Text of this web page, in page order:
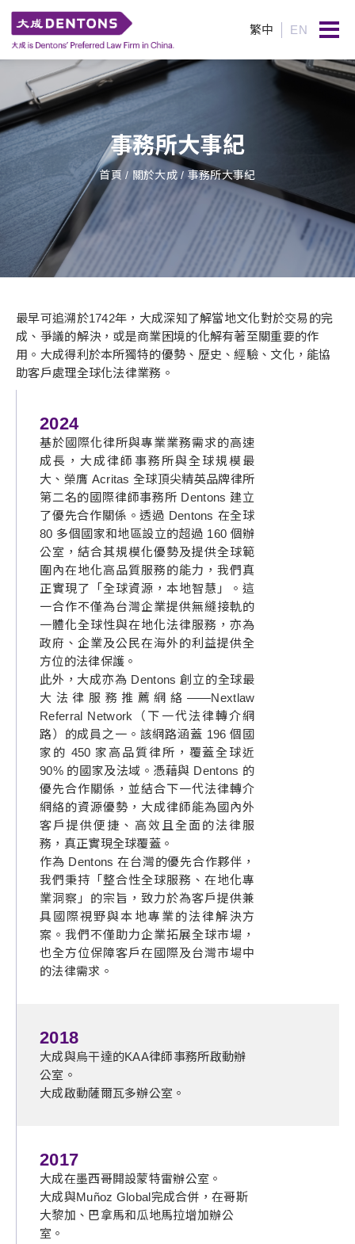
繁中 EN
事務所大事紀
首頁 / 關於大成 / 事務所大事紀
最早可追溯於1742年，大成深知了解當地文化對於交易的完
成、爭議的解決，或是商業困境的化解有著至關重要的作
用。大成得利於本所獨特的優勢、歷史、經驗、文化，能協
助客戶處理全球化法律業務。
2024
基於國際化律所與專業業務需求的高速
成長，大成律師事務所與全球規模最
大、榮膺 Acritas 全球頂尖精英品牌律所
第二名的國際律師事務所 Dentons 建立
了優先合作關係。透過 Dentons 在全球
80 多個國家和地區設立的超過 160 個辦
公室，結合其規模化優勢及提供全球範
圍內在地化高品質服務的能力，我們真
正實現了「全球資源，本地智慧」。這
一合作不僅為台灣企業提供無縫接軌的
一體化全球性與在地化法律服務，亦為
政府、企業及公民在海外的利益提供全
方位的法律保護。
此外，大成亦為 Dentons 創立的全球最
大法律服務推薦網絡——Nextlaw
Referral Network（下一代法律轉介網
路）的成員之一。該網路涵蓋 196 個國
家的 450 家高品質律所，覆蓋全球近
90% 的國家及法域。憑藉與 Dentons 的
優先合作關係，並結合下一代法律轉介
網絡的資源優勢，大成律師能為國內外
客戶提供便捷、高效且全面的法律服
務，真正實現全球覆蓋。
作為 Dentons 在台灣的優先合作夥伴，
我們秉持「整合性全球服務、在地化專
業洞察」的宗旨，致力於為客戶提供兼
具國際視野與本地專業的法律解決方
案。我們不僅助力企業拓展全球市場，
也全方位保障客戶在國際及台灣市場中
的法律需求。
2018
大成與烏干達的KAA律師事務所啟動辦
公室。
大成啟動薩爾瓦多辦公室。
2017
大成在墨西哥開設蒙特雷辦公室。
大成與Muñoz Global完成合併，在哥斯
大黎加、巴拿馬和瓜地馬拉增加辦公
室。